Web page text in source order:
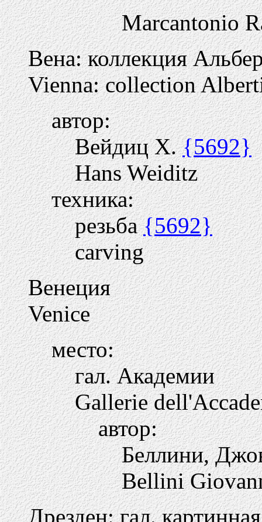
Marcantonio
Вена: коллекция
Vienna: collection
автор:
Вейдиц Х.{5692}
Hans Weiditz
техника:
резьба{5692}
carving
Венеция
Venice
место:
гал. Академии
Gallerie
автор:
Беллини,
Bellini
Дрезден: гал. картинная